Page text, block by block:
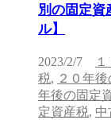
別の固定資
ル】
2023/2/7
税, ２０年
年後の固定
定資産税,